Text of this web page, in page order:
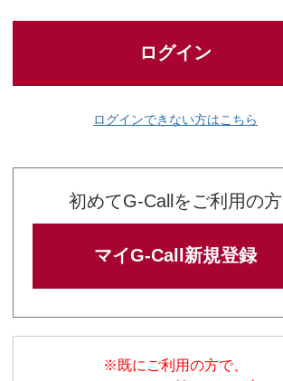
ログイン
ログインできない方はこちら
初めてG-Callをご利用の方
マイG-Call新規登録
※既にご利用の方で、